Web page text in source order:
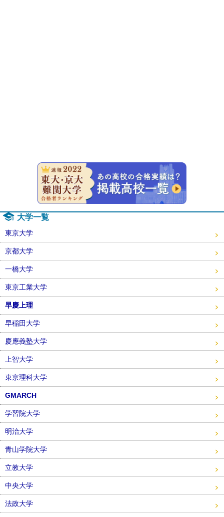
大学一覧
東京大学
京都大学
一橋大学
東京工業大学
早慶上理
早稲田大学
慶應義塾大学
上智大学
東京理科大学
GMARCH
学習院大学
明治大学
青山学院大学
立教大学
中央大学
法政大学